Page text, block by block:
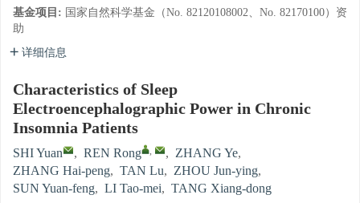
基金项目: 国家自然科学基金（No. 82120108002、No. 82170100）资
助
详细信息
Characteristics of Sleep
Electroencephalographic Power in Chronic
Insomnia Patients
SHI Yuan , REN Rong , , ZHANG Ye,
ZHANG Hai-peng, TAN Lu, ZHOU Jun-ying,
SUN Yuan-feng, LI Tao-mei, TANG Xiang-dong